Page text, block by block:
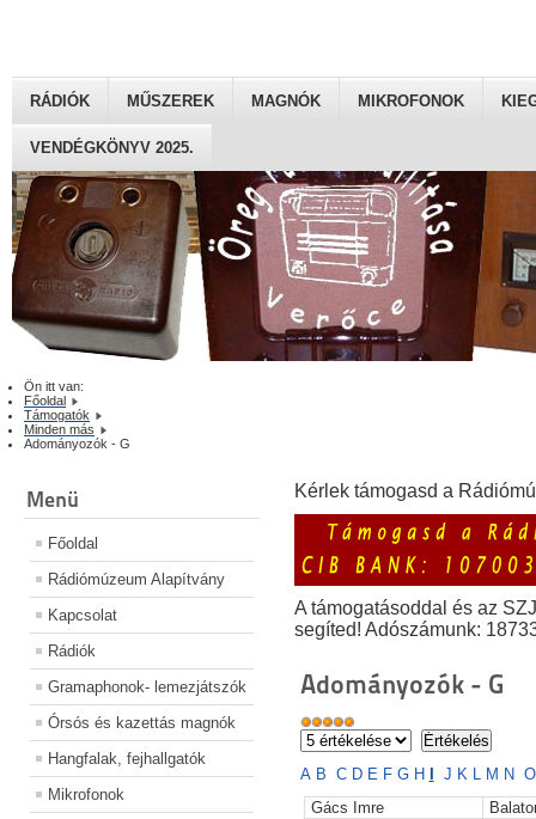
RÁDIÓK MŰSZEREK MAGNÓK MIKROFONOK
VENDÉGKÖNYV 2025.
Ön itt van:
Főoldal
Támogatók
Minden más
Adományozók - G
Menü
Főoldal
Rádiómúzeum Alapítvány
Kapcsolat
Rádiók
Gramaphonok- lemezjátszók
Órsós és kazettás magnók
Hangfalak, fejhallgatók
Mikrofonok
Kérlek támogasd a
A támogatásoddal és az
segíted! Adószámunk:
Adományozók - G
A B C D E F G H J K L M N O
Gács Imre